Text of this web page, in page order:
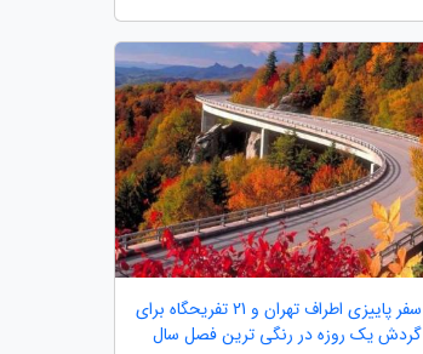
سفر پاییزی اطراف تهران و 21 تفریحگاه برای
گردش یک روزه در رنگی ترین فصل سال